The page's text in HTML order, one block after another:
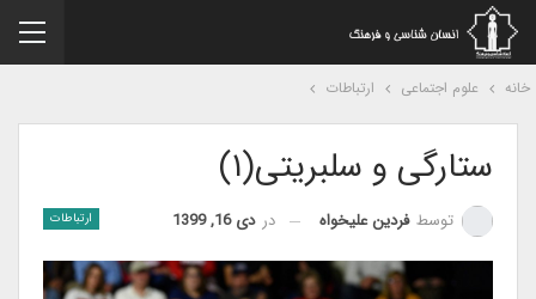
علوم اجتماعی ارتباطات
ستارگی و سلبریتی(۱)
ارتباطات توسطفردین علیخواه دردی 16, 1399